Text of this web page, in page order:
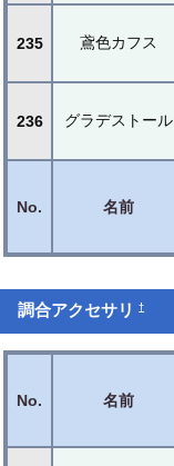
No. 名前
235 鳶色カフス
236 グラデストール
調合アクセサリ†
No. 名前